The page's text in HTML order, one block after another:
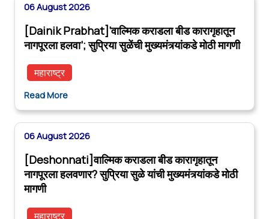
06 August 2026
[Dainik Prabhat]‘वाल्मिक कराडला बीड कारागृहातून
नागपूरला हलवा’; सुप्रिया सुळेंची मुख्यमंत्र्यांकडे मोठी मागणी
महाराष्ट्र
Read More
06 August 2026
[Deshonnati]वाल्मिक कराडला बीड कारागृहातून
नागपूरला हलवणार? सुप्रिया सुळे यांची मुख्यमंत्र्यांकडे मोठी
मागणी
महाराष्ट्र